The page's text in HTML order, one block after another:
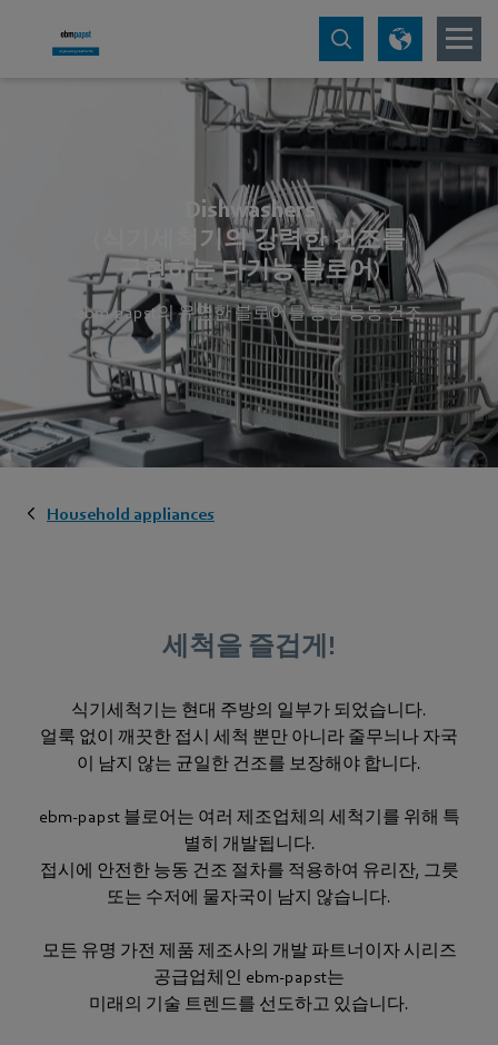
Dishwashers
(식기세척기의 강력한 건조를
구현하는 다기능 블로어)
ebm‑papst의 유연한 블로어를 통한 능동 건조
Household appliances
세척을 즐겁게!
식기세척기는 현대 주방의 일부가 되었습니다.
얼룩 없이 깨끗한 접시 세척 뿐만 아니라 줄무늬나 자국
이 남지 않는 균일한 건조를 보장해야 합니다.
ebm‑papst 블로어는 여러 제조업체의 세척기를 위해 특
별히 개발됩니다.
접시에 안전한 능동 건조 절차를 적용하여 유리잔, 그릇
또는 수저에 물자국이 남지 않습니다.
모든 유명 가전 제품 제조사의 개발 파트너이자 시리즈
공급업체인 ebm‑papst는
미래의 기술 트렌드를 선도하고 있습니다.